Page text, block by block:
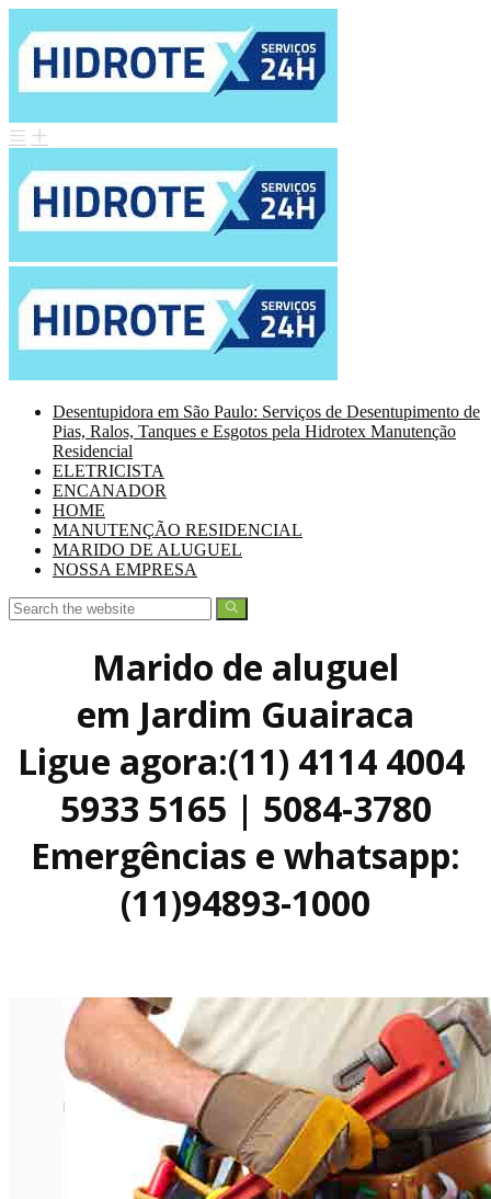
Desentupidora em São Paulo: Serviços de Desentupimento de
Pias, Ralos, Tanques e Esgotos pela Hidrotex Manutenção
Residencial
ELETRICISTA
ENCANADOR
HOME
MANUTENÇÃO RESIDENCIAL
MARIDO DE ALUGUEL
NOSSA EMPRESA
Marido de aluguel
em Jardim Guairaca
Ligue agora:(11) 4114 4004
5933 5165 | 5084-3780
Emergências e whatsapp:
(11)94893-1000